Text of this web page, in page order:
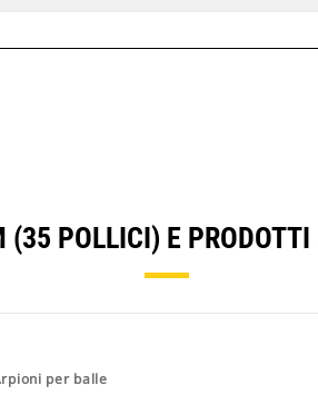
POLLICI) E PRODOTTI
per balle